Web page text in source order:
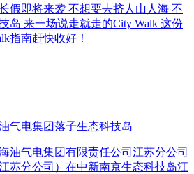
假即将来袭 不想要去挤人山人海 不
岛 来一场说走就走的City Walk 这份
指南赶快收好！
气电集团落子生态科技岛
油气电集团有限责任公司江苏分公司
苏分公司）在中新南京生态科技岛江